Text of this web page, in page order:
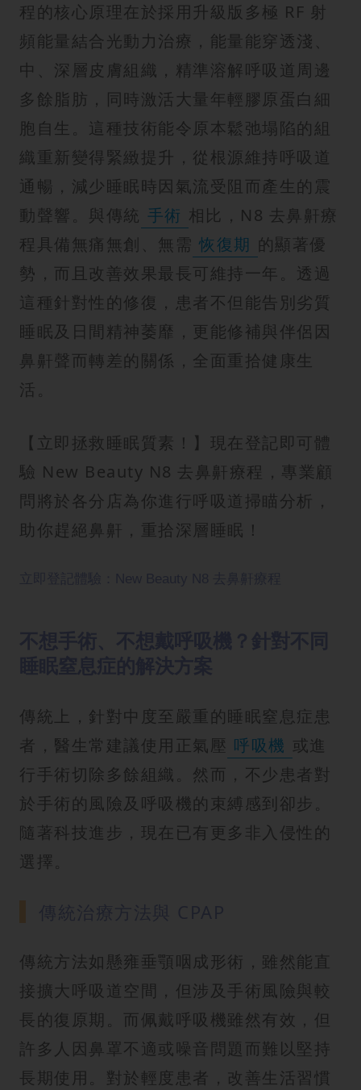
程的核心原理在於採用升級版多極 RF 射
頻能量結合光動力治療，能量能穿透淺、
中、深層皮膚組織，精準溶解呼吸道周邊
多餘脂肪，同時激活大量年輕膠原蛋白細
胞自生。這種技術能令原本鬆弛塌陷的組
織重新變得緊緻提升，從根源維持呼吸道
通暢，減少睡眠時因氣流受阻而產生的震
動聲響。與傳統 手術 相比，N8 去鼻鼾療
程具備無痛無創、無需 恢復期 的顯著優
勢，而且改善效果最長可維持一年。透過
這種針對性的修復，患者不但能告別劣質
睡眠及日間精神萎靡，更能修補與伴侶因
鼻鼾聲而轉差的關係，全面重拾健康生
活。
【立即拯救睡眠質素！】現在登記即可體
驗 New Beauty N8 去鼻鼾療程，專業顧
問將於各分店為你進行呼吸道掃瞄分析，
助你趕絕鼻鼾，重拾深層睡眠！
傳統上，針對中度至嚴重的睡眠窒息症患
者，醫生常建議使用正氣壓 呼吸機 或進
行手術切除多餘組織。然而，不少患者對
於手術的風險及呼吸機的束縛感到卻步。
隨著科技進步，現在已有更多非入侵性的
選擇。
傳統方法如懸雍垂顎咽成形術，雖然能直
接擴大呼吸道空間，但涉及手術風險與較
長的復原期。而佩戴呼吸機雖然有效，但
許多人因鼻罩不適或噪音問題而難以堅持
長期使用。對於輕度患者，改善生活習慣